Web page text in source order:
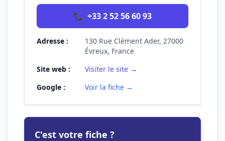
📞 +33 2 52 56 60 93
Adresse :
130 Rue Clément Ader, 27000
Évreux, France
Site web :
Visiter le site →
Google :
Voir la fiche →
C'est votre fiche ?